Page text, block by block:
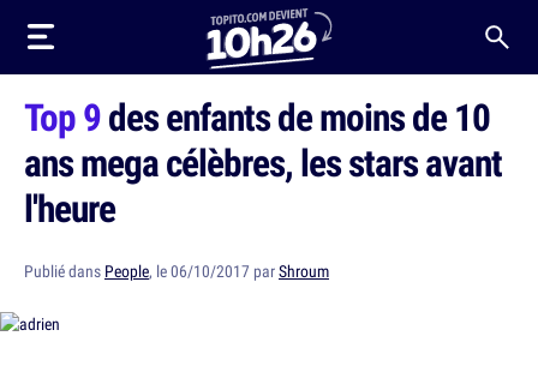
Top 9des enfants de moins de 10
ans mega célèbres, les stars avant
l'heure
Publié dans People, le 06/10/2017 parShroum